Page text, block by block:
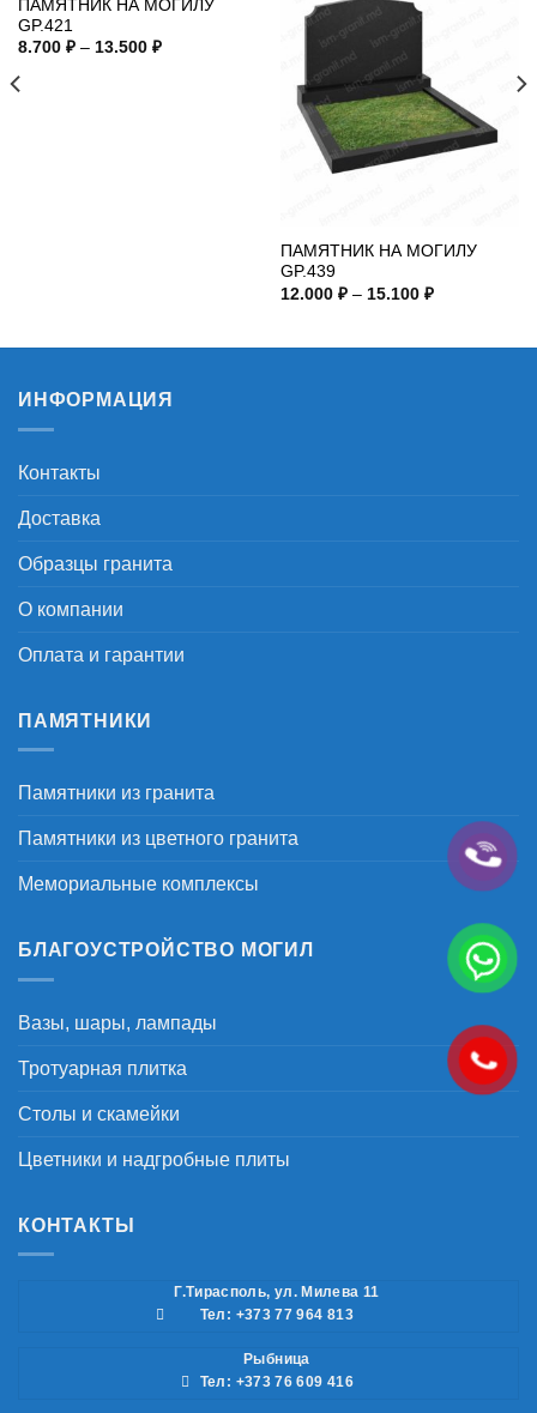
ПАМЯТНИК НА МОГИЛУ
GP.421
8.700 ₽ – 13.500 ₽Диапазон
ПАМЯТНИК НА МОГИЛУ
GP.439
12.000 ₽ – 15.100 ₽Диапазон
ИНФОРМАЦИЯ
Контакты
Доставка
Образцы гранита
О компании
Оплата и гарантии
ПАМЯТНИКИ
Памятники из гранита
Памятники из цветного гранита
Мемориальные комплексы
БЛАГОУСТРОЙСТВО МОГИЛ
Вазы, шары, лампады
Тротуарная плитка
Столы и скамейки
Цветники и надгробные плиты
КОНТАКТЫ
Г.Тирасполь, ул. Милева 11
Тел: +373 77 964 813
Рыбница
Тел: +373 76 609 416